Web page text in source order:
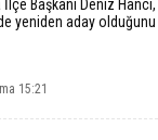
Başkanı Deniz
yeniden aday olduğunu
15:21